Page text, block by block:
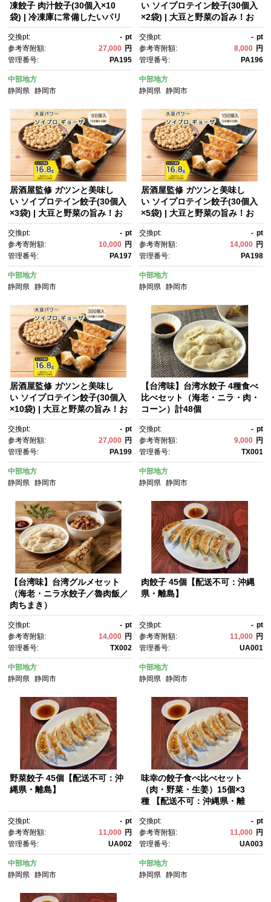
凍餃子 肉汁餃子(30個入×10
袋) | 冷凍庫に常備したいパリ
野菜と豚肉の旨みあふれる本格
ごちそう餃子おつまみに
交換pt: - pt
参考寄附額:
27,000 円
管理番号:
PA195
中部地方
静岡県
静岡市
い ソイプロテイン餃子(30個入
×2袋) | 大豆と野菜の旨み！お
餃子だからヘルシーで罪悪感な
し高たんぱく筋トレのお供
交換pt: - pt
参考寄附額:
8,000 円
管理番号:
PA196
中部地方
静岡県 静岡市
居酒屋監修 ガツンと美味し
い ソイプロテイン餃子(30個入
×3袋) | 大豆と野菜の旨み！お
餃子だからヘルシーで罪悪感な
し高たんぱく筋トレのお供
交換pt: - pt
参考寄附額:
10,000 円
管理番号:
PA197
中部地方
静岡県
静岡市
居酒屋監修 ガツンと美味し
い ソイプロテイン餃子(30個入
×5袋) | 大豆と野菜の旨み！お
餃子だからヘルシーで罪悪感な
し高たんぱく筋トレのお供
交換pt: - pt
参考寄附額:
14,000 円
管理番号:
PA198
中部地方
静岡県 静岡市
居酒屋監修 ガツンと美味し
い ソイプロテイン餃子(30個入
×10袋) | 大豆と野菜の旨み！お
餃子だからヘルシーで罪悪感な
し高たんぱく筋トレのお供
交換pt: - pt
参考寄附額:
27,000 円
管理番号:
PA199
中部地方
静岡県
静岡市
【台湾味】台湾水餃子 4種食べ
比べセット（海老・ニラ・肉・
コーン）計48個
交換pt: - pt
参考寄附額:
9,000 円
管理番号:
TX001
中部地方
静岡県 静岡市
【台湾味】台湾グルメセット
（海老・ニラ水餃子／魯肉飯／
肉ちまき）
交換pt: - pt
参考寄附額:
14,000 円
管理番号:
TX002
中部地方
静岡県
静岡市
肉餃子 45個【配送不可：沖縄
県・離島】
交換pt: - pt
参考寄附額:
11,000 円
管理番号:
UA001
中部地方
静岡県 静岡市
野菜餃子 45個【配送不可：沖
縄県・離島】
交換pt: - pt
参考寄附額:
11,000 円
管理番号:
UA002
中部地方
静岡県
静岡市
味幸の餃子食べ比べセット
（肉・野菜・生姜）15個×3
種 【配送不可：沖縄県・離
交換pt: - pt
参考寄附額:
11,000 円
管理番号:
UA003
中部地方
静岡県 静岡市